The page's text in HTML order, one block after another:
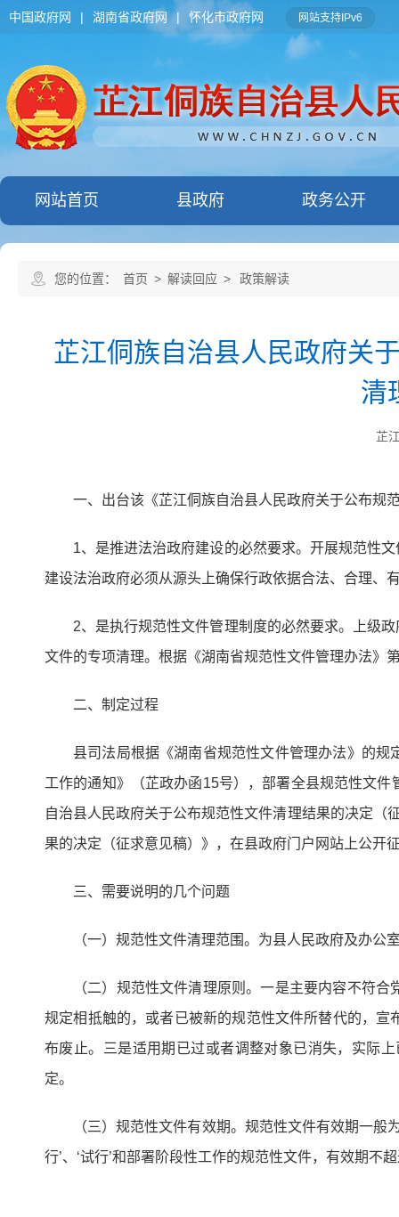
中国政府网 | 湖南省政府网 | 怀化市政府网 网站支持IPv6
网站首页 县政府 政务公开
您的位置： 首页 > 解读回应 > 政策解读
芷江侗族自治县人民政府关
清
芷
一、出台该《芷江侗族自治县人民政府关于公布规
1、是推进法治政府建设的必然要求。开展规范性
建设法治政府必须从源头上确保行政依据合法、合理、
2、是执行规范性文件管理制度的必然要求。上级
文件的专项清理。根据《湖南省规范性文件管理办法》
二、制定过程
县司法局根据《湖南省规范性文件管理办法》的
工作的通知》（芷政办函15号），部署全县规范性文
自治县人民政府关于公布规范性文件清理结果的决定
果的决定（征求意见稿）》，在县政府门户网站上公开
三、需要说明的几个问题
（一）规范性文件清理范围。为县人民政府及办公
（二）规范性文件清理原则。一是主要内容不符
规定相抵触的，或者已被新的规范性文件所替代的，
布废止。三是适用期已过或者调整对象已消失，实际
定。
（三）规范性文件有效期。规范性文件有效期一
行’、‘试行’和部署阶段性工作的规范性文件，有效期